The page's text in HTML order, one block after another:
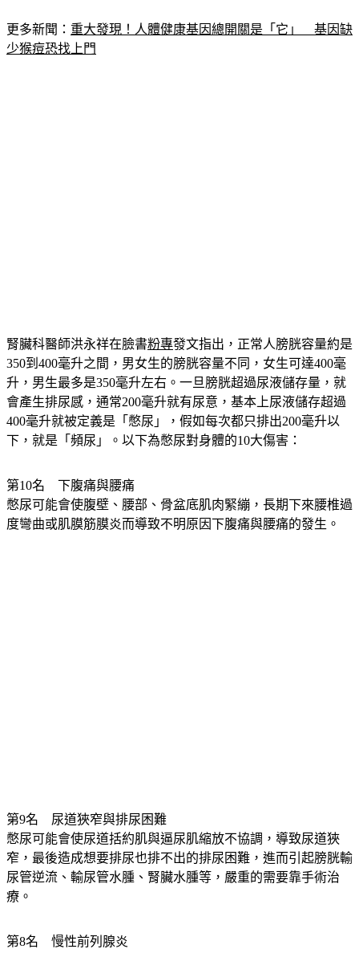
少猴痘恐找上門
350到400毫升之間，男女生的膀胱容量不同，女生可達400毫
升，男生最多是350毫升左右。一旦膀胱超過尿液儲存量，就
會產生排尿感，通常200毫升就有尿意，基本上尿液儲存超過
400毫升就被定義是「憋尿」，假如每次都只排出200毫升以
下，就是「頻尿」。以下為憋尿對身體的10大傷害：
憋尿可能會使腹壁、腰部、骨盆底肌肉緊繃，長期下來腰椎過
度彎曲或肌膜筋膜炎而導致不明原因下腹痛與腰痛的發生。
憋尿可能會使尿道括約肌與逼尿肌縮放不協調，導致尿道狹
窄，最後造成想要排尿也排不出的排尿困難，進而引起膀胱輸
尿管逆流、輸尿管水腫、腎臟水腫等，嚴重的需要靠手術治
療。
憋尿會增加前列腺的壓力和壓迫，導致前列腺腫脹充血也會讓